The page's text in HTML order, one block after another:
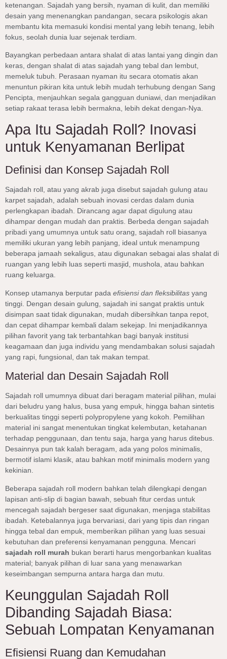
ketenangan. Sajadah yang bersih, nyaman di kulit, dan memiliki
desain yang menenangkan pandangan, secara psikologis akan
membantu kita memasuki kondisi mental yang lebih tenang, lebih
fokus, seolah dunia luar sejenak terdiam.
Bayangkan perbedaan antara shalat di atas lantai yang dingin dan
keras, dengan shalat di atas sajadah yang tebal dan lembut,
memeluk tubuh. Perasaan nyaman itu secara otomatis akan
menuntun pikiran kita untuk lebih mudah terhubung dengan Sang
Pencipta, menjauhkan segala gangguan duniawi, dan menjadikan
setiap rakaat terasa lebih bermakna, lebih dekat dengan-Nya.
Apa Itu Sajadah Roll? Inovasi
untuk Kenyamanan Berlipat
Definisi dan Konsep Sajadah Roll
Sajadah roll, atau yang akrab juga disebut sajadah gulung atau
karpet sajadah, adalah sebuah inovasi cerdas dalam dunia
perlengkapan ibadah. Dirancang agar dapat digulung atau
dihampar dengan mudah dan praktis. Berbeda dengan sajadah
pribadi yang umumnya untuk satu orang, sajadah roll biasanya
memiliki ukuran yang lebih panjang, ideal untuk menampung
beberapa jamaah sekaligus, atau digunakan sebagai alas shalat di
ruangan yang lebih luas seperti masjid, mushola, atau bahkan
ruang keluarga.
Konsep utamanya berputar pada efisiensi dan fleksibilitas yang
tinggi. Dengan desain gulung, sajadah ini sangat praktis untuk
disimpan saat tidak digunakan, mudah dibersihkan tanpa repot,
dan cepat dihampar kembali dalam sekejap. Ini menjadikannya
pilihan favorit yang tak terbantahkan bagi banyak institusi
keagamaan dan juga individu yang mendambakan solusi sajadah
yang rapi, fungsional, dan tak makan tempat.
Material dan Desain Sajadah Roll
Sajadah roll umumnya dibuat dari beragam material pilihan, mulai
dari beludru yang halus, busa yang empuk, hingga bahan sintetis
berkualitas tinggi seperti polypropylene yang kokoh. Pemilihan
material ini sangat menentukan tingkat kelembutan, ketahanan
terhadap penggunaan, dan tentu saja, harga yang harus ditebus.
Desainnya pun tak kalah beragam, ada yang polos minimalis,
bermotif islami klasik, atau bahkan motif minimalis modern yang
kekinian.
Beberapa sajadah roll modern bahkan telah dilengkapi dengan
lapisan anti-slip di bagian bawah, sebuah fitur cerdas untuk
mencegah sajadah bergeser saat digunakan, menjaga stabilitas
ibadah. Ketebalannya juga bervariasi, dari yang tipis dan ringan
hingga tebal dan empuk, memberikan pilihan yang luas sesuai
kebutuhan dan preferensi kenyamanan pengguna. Mencari
sajadah roll murah bukan berarti harus mengorbankan kualitas
material; banyak pilihan di luar sana yang menawarkan
keseimbangan sempurna antara harga dan mutu.
Keunggulan Sajadah Roll
Dibanding Sajadah Biasa:
Sebuah Lompatan Kenyamanan
Efisiensi Ruang dan Kemudahan